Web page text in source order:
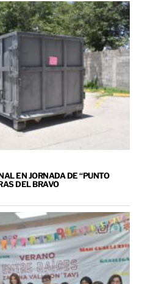
EN JORNADA DE “PUNTO
DEL BRAVO